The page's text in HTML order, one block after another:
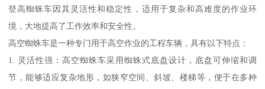
登高蜘蛛车因其灵活性和稳定性，适用于复杂和高难度的作业环
境，大地提高了工作效率和安全性。
高空蜘蛛车是一种专门用于高空作业的工程车辆，具有以下特点：
1. 灵活性强：高空蜘蛛车采用蜘蛛式底盘设计，底盘可伸缩和调
节，能够适应复杂地形，如狭窄空间、斜坡、楼梯等，便于在多种